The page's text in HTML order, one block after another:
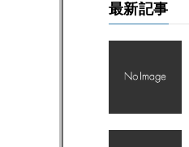
最新記事